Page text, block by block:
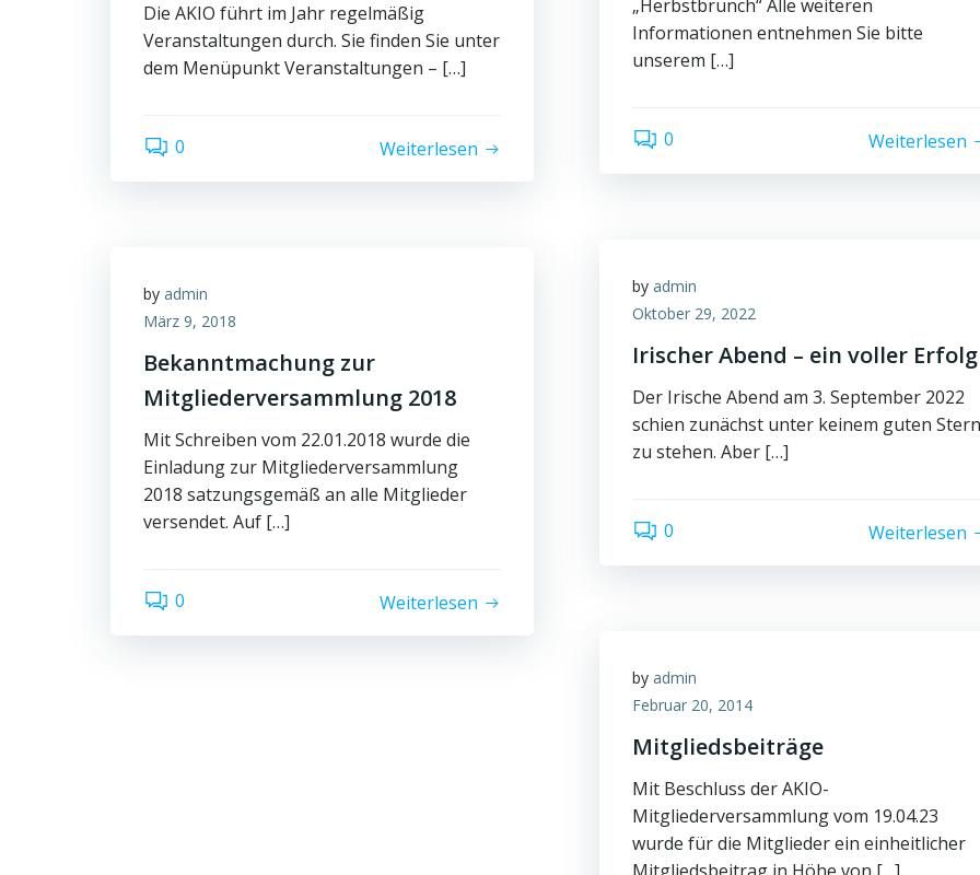
„Herbstbrunch“ Alle weiteren
Informationen entnehmen Sie bitte
unserem […]
0 Weiterlesen
Die AKIO führt im Jahr regelmäßig
Veranstaltungen durch. Sie finden Sie unter
dem Menüpunkt Veranstaltungen – […]
0 Weiterlesen
by admin
Oktober 29, 2022
Irischer Abend – ein voller Erfolg
Der Irische Abend am 3. September 2022
schien zunächst unter keinem guten Stern
zu stehen. Aber […]
0 Weiterlesen
by admin
März 9, 2018
Bekanntmachung zur
Mitgliederversammlung 2018
Mit Schreiben vom 22.01.2018 wurde die
Einladung zur Mitgliederversammlung
2018 satzungsgemäß an alle Mitglieder
versendet. Auf […]
0 Weiterlesen
by admin
Februar 20, 2014
Mitgliedsbeiträge
Mit Beschluss der AKIO-
Mitgliederversammlung vom 19.04.23
wurde für die Mitglieder ein einheitlicher